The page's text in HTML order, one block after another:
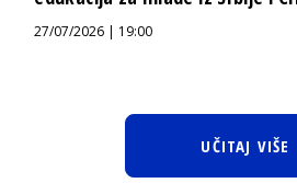
27/07/2026 | 19:00
UČITAJ VIŠE